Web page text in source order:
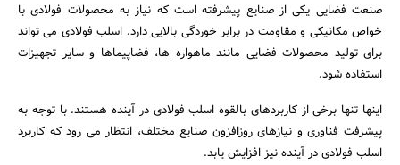
صنعت فضایی یکی از صنایع پیشرفته است که نیاز به محصولات فولادی با
خواص مکانیکی و مقاومت در برابر خوردگی بالایی دارد. اسلب فولادی می تواند
برای تولید محصولات فضایی مانند ماهواره ها، فضاپیماها و سایر تجهیزات
استفاده شود.
اینها تنها برخی از کاربردهای بالقوه اسلب فولادی در آینده هستند. با توجه به
پیشرفت فناوری و نیازهای روزافزون صنایع مختلف، انتظار می رود که کاربرد
اسلب فولادی در آینده نیز افزایش یابد.